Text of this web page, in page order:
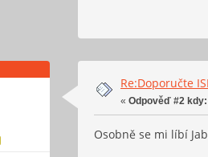
Re:Doporučte
« Odpověď #2 kdy:
Osobně se mi líbí